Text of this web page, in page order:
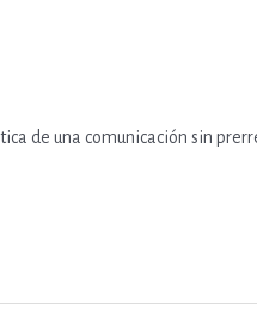
de una comunicación sin